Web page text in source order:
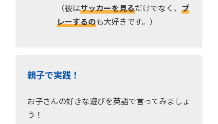
（彼はサッカーを見るだけでなく、 プ
レーするのも大好きです。）
親子で実践！
お子さんの好きな遊びを英語で言ってみましょ
う！